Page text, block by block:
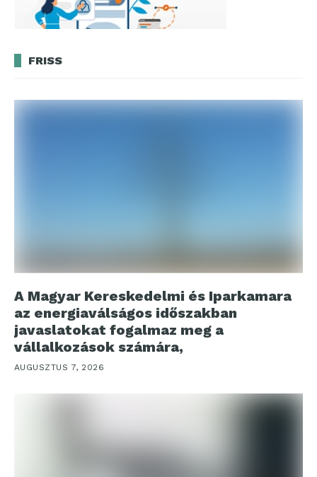
FRISS
A Magyar Kereskedelmi és Iparkamara
az energiaválságos időszakban
javaslatokat fogalmaz meg a
vállalkozások számára,
AUGUSZTUS 7, 2026